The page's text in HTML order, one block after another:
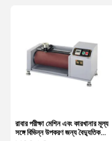
রাবার পরীক্ষা মেশিন এবং কারখানার মূল্য
সঙ্গে বিভিন্ন উপকরণ জন্য বৈদ্যুতিক